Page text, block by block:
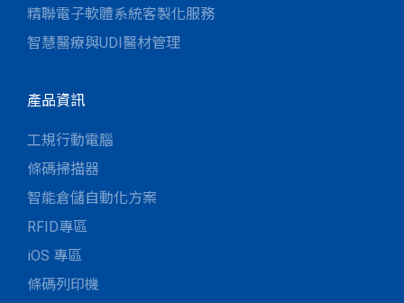
精聯電子軟體系統客製化服務
智慧醫療與UDI醫材管理
產品資訊
工規行動電腦
條碼掃描器
智能倉儲自動化方案
RFID專區
iOS 專區
條碼列印機